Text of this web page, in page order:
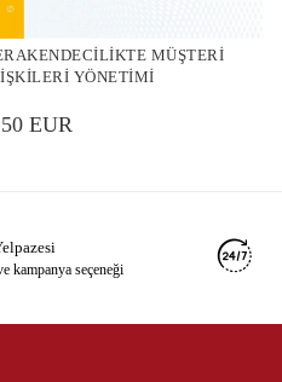
MÜŞTERİ
YÖNETİMİ
EUR
kampanya seçeneği